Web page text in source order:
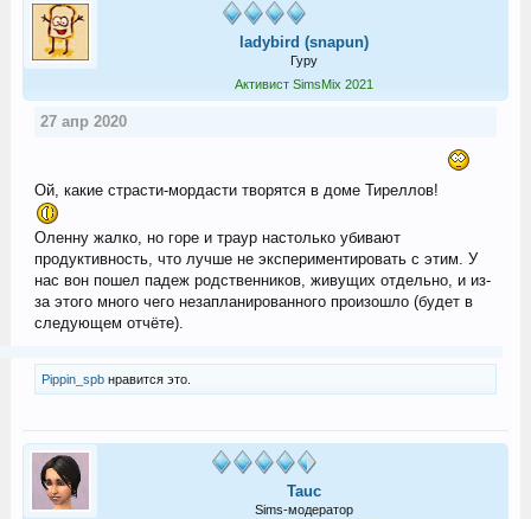
ladybird (snapun)
Гуру
Активист SimsMix 2021
27 апр 2020
Ой, какие страсти-мордасти творятся в доме Тиреллов!
Оленну жалко, но горе и траур настолько убивают
продуктивность, что лучше не экспериментировать с этим. У
нас вон пошел падеж родственников, живущих отдельно, и из-
за этого много чего незапланированного произошло (будет в
следующем отчёте).
Pippin_spbнравится это.
Tauc
Sims-модератор